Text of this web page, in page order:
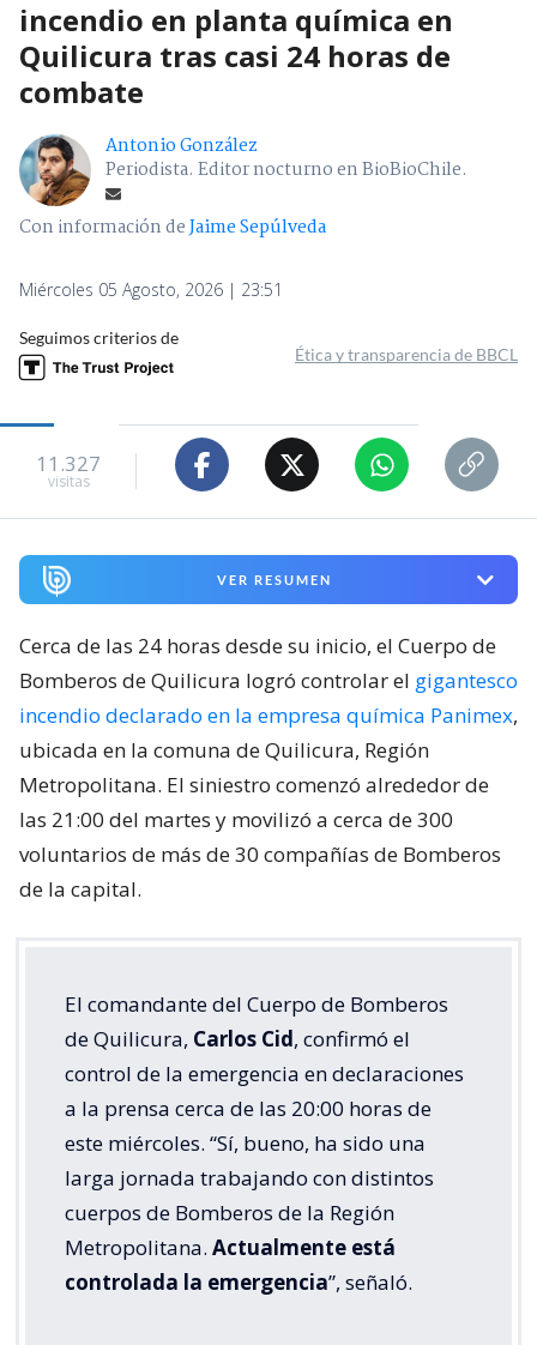
incendio en planta química en
Quilicura tras casi 24 horas de
combate
Antonio González
Periodista. Editor nocturno en BioBioChile.
Con información deJaime Sepúlveda
Miércoles 05 Agosto, 2026 | 23:51
Seguimos criterios de
Ética y transparencia de BBCL
11.327
visitas
VER RESUMEN
Cerca de las 24 horas desde su inicio, el Cuerpo de
Bomberos de Quilicura logró controlar el gigantesco
incendio declarado en la empresa química Panimex,
ubicada en la comuna de Quilicura, Región
Metropolitana. El siniestro comenzó alrededor de
las 21:00 del martes y movilizó a cerca de 300
voluntarios de más de 30 compañías de Bomberos
de la capital.
El comandante del Cuerpo de Bomberos
de Quilicura, Carlos Cid, confirmó el
control de la emergencia en declaraciones
a la prensa cerca de las 20:00 horas de
este miércoles. “Sí, bueno, ha sido una
larga jornada trabajando con distintos
cuerpos de Bomberos de la Región
Metropolitana. Actualmente está
controlada la emergencia”, señaló.